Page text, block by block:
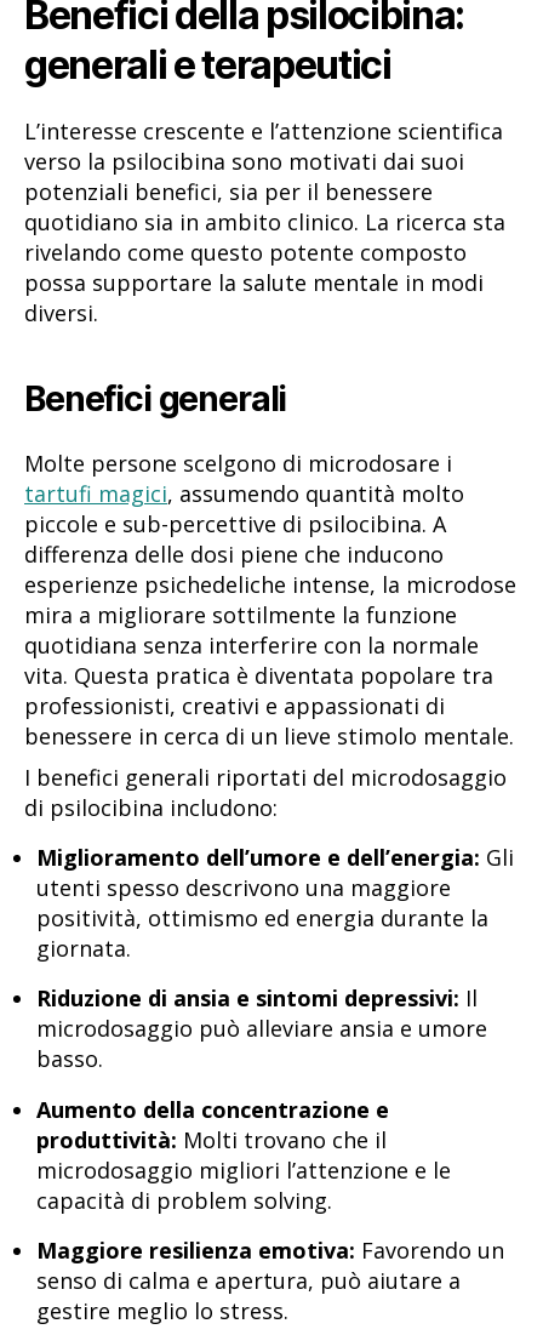
Benefici della psilocibina:
generali e terapeutici
L’interesse crescente e l’attenzione scientifica
verso la psilocibina sono motivati dai suoi
potenziali benefici, sia per il benessere
quotidiano sia in ambito clinico. La ricerca sta
rivelando come questo potente composto
possa supportare la salute mentale in modi
diversi.
Benefici generali
Molte persone scelgono di microdosare i
tartufi magici, assumendo quantità molto
piccole e sub-percettive di psilocibina. A
differenza delle dosi piene che inducono
esperienze psichedeliche intense, la microdose
mira a migliorare sottilmente la funzione
quotidiana senza interferire con la normale
vita. Questa pratica è diventata popolare tra
professionisti, creativi e appassionati di
benessere in cerca di un lieve stimolo mentale.
I benefici generali riportati del microdosaggio
di psilocibina includono:
Miglioramento dell’umore e dell’energia: Gli
utenti spesso descrivono una maggiore
positività, ottimismo ed energia durante la
giornata.
Riduzione di ansia e sintomi depressivi: Il
microdosaggio può alleviare ansia e umore
basso.
Aumento della concentrazione e
produttività: Molti trovano che il
microdosaggio migliori l’attenzione e le
capacità di problem solving.
Maggiore resilienza emotiva: Favorendo un
senso di calma e apertura, può aiutare a
gestire meglio lo stress.